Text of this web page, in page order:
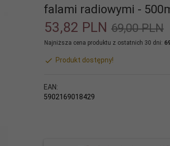
falami radiowymi -
53,82 PLN 69,00 PLN
Najniższa cena produktu z ostatnich 30 dni:
Produkt dostępny!
EAN:
5902169018429